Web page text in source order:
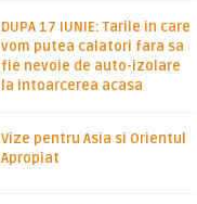
DUPA 17 IUNIE: Tarile in care
vom putea calatori fara sa
fie nevoie de auto-izolare
la intoarcerea acasa
Vize pentru Asia si Orientul
Apropiat